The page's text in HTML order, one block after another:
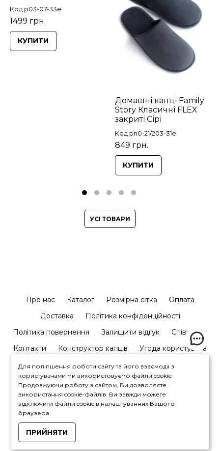
Код p03-07-33e
1499 грн.
КУПИТИ
Домашні капці Family
Story Класичні FLEX
закриті Сірі
Код pn0-21/203-31e
849 грн.
КУПИТИ
УСІ ТОВАРИ
Про нас Каталог Розмірна сітка
Оплата
Доставка
Політика конфіденційності
Політика повернення
Залишити відгук
Співпраця
Контакти
Конструктор капців Угода користувача
+380964446450
Для поліпшення роботи сайту та його взаємодії з
користувачами ми використовуємо файли cookie.
Продовжуючи роботу з сайтом, Ви дозволяєте
використання cookie-файлів. Ви завжди можете
відключити файли cookie в налаштуваннях Вашого
браузера.
ПРИЙНЯТИ